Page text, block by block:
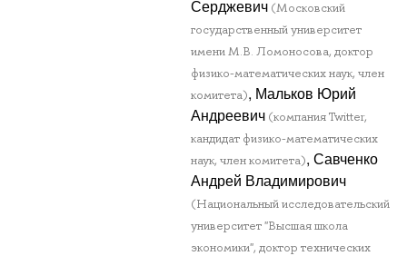
Серджевич (Московский
государственный университет
имени М.В. Ломоносова, доктор
физико-математических наук, член
комитета), Мальков Юрий
Андреевич (компания Twitter,
кандидат физико-математических
наук, член комитета), Савченко
Андрей Владимирович
(Национальный исследовательский
университет "Высшая школа
экономики", доктор технических